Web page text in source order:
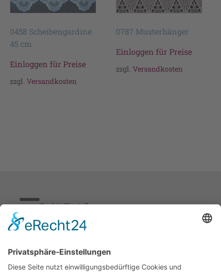
0458 Scheibengardine
45 cm
Einloggen für Preise
zzgl. Versandkosten
0787 Musterhänger
Einloggen für Preise
zzgl.Versandkosten
Cookie-Einstellungen